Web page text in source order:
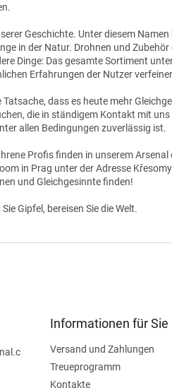
Geschichte. Unter diesem
in der Natur. Drohnen und
Dinge: Das gesamte Sortiment
Erfahrungen der Nutzer
dass es heute mehr
die in ständigem Kontakt mit
allen Bedingungen zuverlässig ist.
Profis finden in unserem
in Prag unter der Adresse
und Gleichgesinnte finden!
Gipfel, bereisen Sie die Welt.
Informationen für Sie
Versand und Zahlungen
Treueprogramm
Kontakte